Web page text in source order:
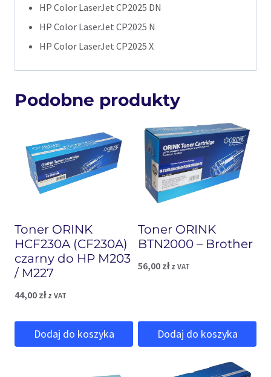
HP Color LaserJet CP2025 DN
HP Color LaserJet CP2025 N
HP Color LaserJet CP2025 X
Podobne produkty
Toner ORINK
HCF230A (CF230A)
czarny do HP M203
/ M227
44,00 zł z VAT
Dodaj do koszyka
Toner ORINK
BTN2000 – Brother
56,00 zł z VAT
Dodaj do koszyka